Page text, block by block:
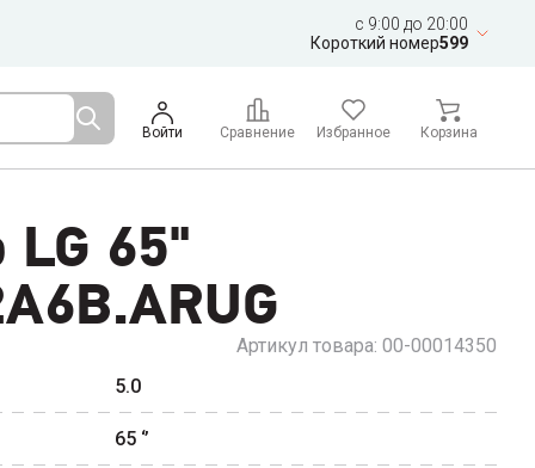
c 9:00 до 20:00
Короткий номер599
Войти Сравнение Избранное Корзина
LG 65"
Артикул товара: 00-00014350
5.0
65 ‘’